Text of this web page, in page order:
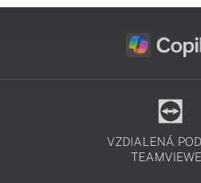
VZDIALENÁ